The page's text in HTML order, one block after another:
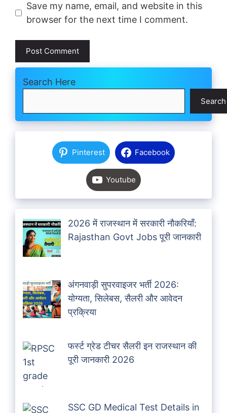
Save my name, email, and website in this
browser for the next time I comment.
Search Here
Search
Pinterest Facebook
Youtube
2026 में राजस्थान में सरकारी नौकरियाँ:
Rajasthan Govt Jobs पूरी जानकारी
अंगनवाड़ी सुपरवाइजर भर्ती 2026:
योग्यता, सिलेबस, सैलरी और आवेदन
प्रक्रिया
फर्स्ट ग्रेड टीचर सैलरी इन राजस्थान की
पूरी जानकारी 2026
SSC GD Medical Test Details in